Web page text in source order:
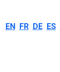
EN FR DE ES